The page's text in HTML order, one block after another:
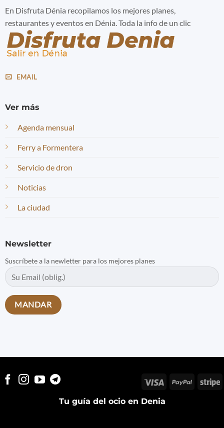
En Disfruta Dénia recopilamos los mejores planes,
restaurantes y eventos en Dénia. Toda la info de un clic
EMAIL
Ver más
Agenda mensual
Ferry a Formentera
Servicio de dron
Noticias
La ciudad
Newsletter
Suscríbete a la newletter para los mejores planes
Tu guía del ocio en Denia
Visa PayPal